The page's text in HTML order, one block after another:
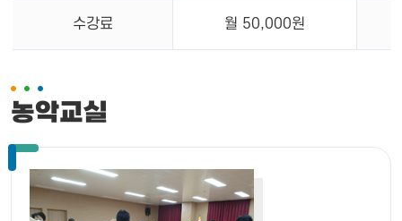
수강료 월 50,000원
농악교실